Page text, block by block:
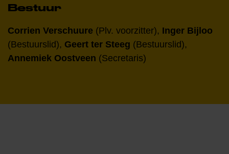
Bestuur
Corrien Verschuure (Plv. voorzitter), Inger Bijloo
(Bestuurslid), Geert ter Steeg (Bestuurslid),
Annemiek Oostveen (Secretaris)